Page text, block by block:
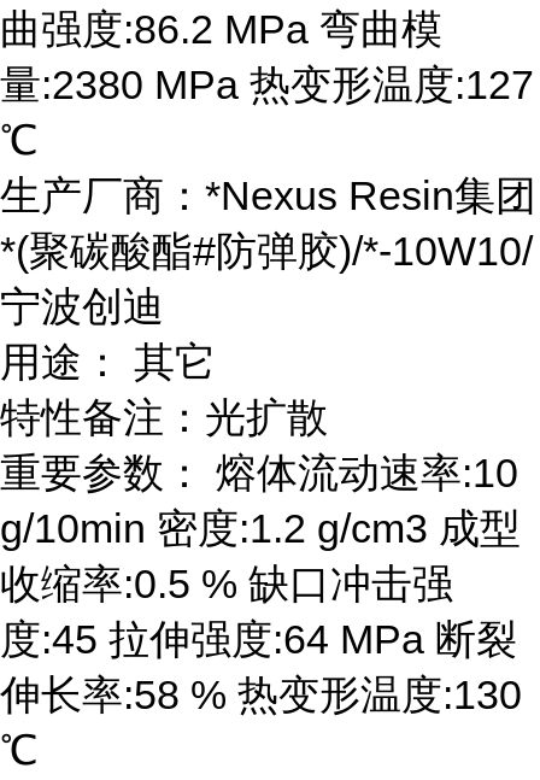
曲强度:86.2 MPa 弯曲模
量:2380 MPa 热变形温度:127
℃
生产厂商：*Nexus Resin集团
*(聚碳酸酯#防弹胶)/*-10W10/
宁波创迪
用途： 其它
特性备注：光扩散
重要参数： 熔体流动速率:10
g/10min 密度:1.2 g/cm3 成型
收缩率:0.5 % 缺口冲击强
度:45 拉伸强度:64 MPa 断裂
伸长率:58 % 热变形温度:130
℃